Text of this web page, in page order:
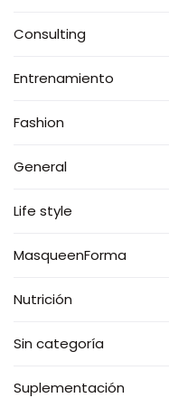
Consulting
Entrenamiento
Fashion
General
Life style
MasqueenForma
Nutrición
Sin categoría
Suplementación